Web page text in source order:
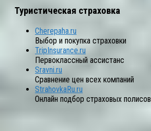
Туристическая страховка
Cherepaha.ru
Выбор и покупка страховки
TripInsurance.ru
Первоклассный ассистанс
Sravni.ru
Сравнение цен всех компаний
StrahovkaRu.ru
Онлайн подбор страховых полисов